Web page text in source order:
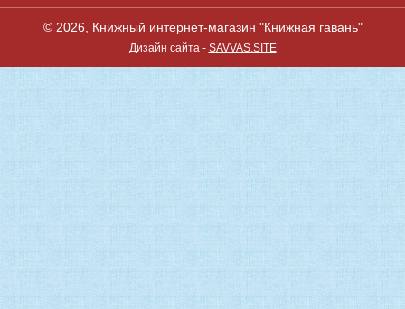
© 2026, Книжный интернет-магазин "Книжная гавань"
Дизайн сайта - SAVVAS.SITE